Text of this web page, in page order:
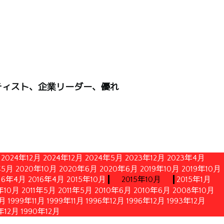
スト、企業リーダー、優れ
2024年12月 2024年12月 2024年5月 2023年12月 2023年4月
月 2020年10月 2020年6月 2020年6月 2019年10月 2019年10月
年4月 2016年4月 2015年10月 2015年10月
2015年1月
10月 2011年5月 2011年5月 2010年6月 2010年6月 2008年10月
1999年11月 1999年11月 1996年12月 1996年12月 1993年12月
12月 1990年12月